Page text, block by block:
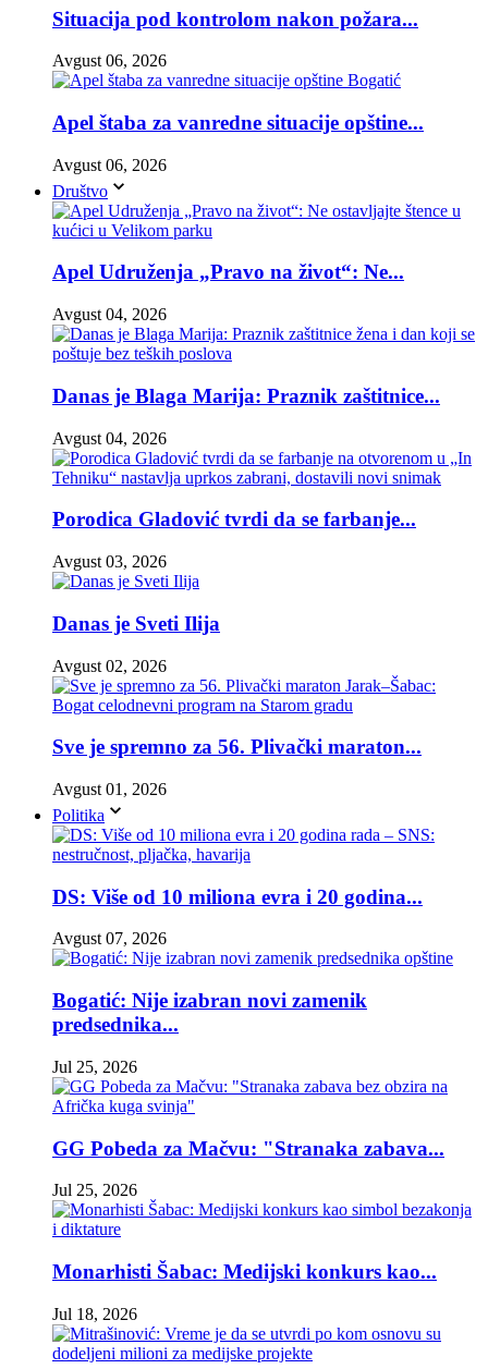
Situacija pod kontrolom nakon požara...
Avgust 06, 2026
Apel štaba za vanredne situacije opštine...
Avgust 06, 2026
Društvo
Apel Udruženja „Pravo na život“: Ne...
Avgust 04, 2026
Danas je Blaga Marija: Praznik zaštitnice...
Avgust 04, 2026
Porodica Gladović tvrdi da se farbanje...
Avgust 03, 2026
Danas je Sveti Ilija
Avgust 02, 2026
Sve je spremno za 56. Plivački maraton...
Avgust 01, 2026
Politika
DS: Više od 10 miliona evra i 20 godina...
Avgust 07, 2026
Bogatić: Nije izabran novi zamenik
predsednika...
Jul 25, 2026
GG Pobeda za Mačvu: "Stranaka zabava...
Jul 25, 2026
Monarhisti Šabac: Medijski konkurs kao...
Jul 18, 2026